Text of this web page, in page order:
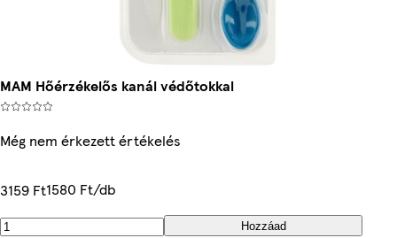
MAM Hőérzékelős kanál védőtokkal
Még nem érkezett értékelés
3159 Ft1580 Ft/db
Hozzáad